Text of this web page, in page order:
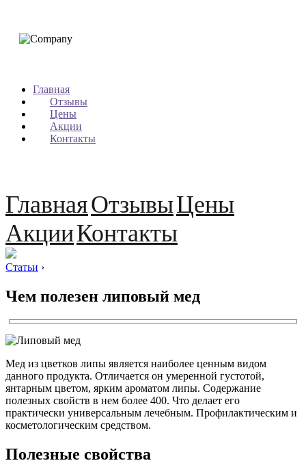
Главная
Отзывы
Цены
Акции
Контакты
ГлавнаяОтзывыЦены
АкцииКонтакты
Статьи ›
Чем полезен липовый мед
Мед из цветков липы является наиболее ценным видом
данного продукта. Отличается он умеренной густотой,
янтарным цветом, ярким ароматом липы. Содержание
полезных свойств в нем более 400. Что делает его
практически универсальным лечебным. Профилактическим и
косметологическим средством.
Полезные свойства